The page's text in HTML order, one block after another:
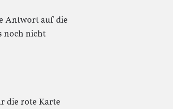
Antwort auf die
noch nicht
die rote Karte